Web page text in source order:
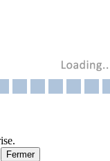
Fermer